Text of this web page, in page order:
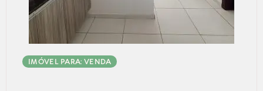
IMÓVEL PARA: VENDA